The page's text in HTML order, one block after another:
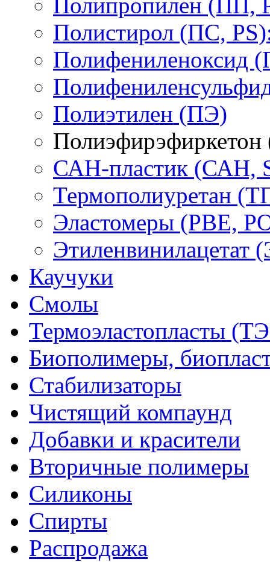
Полипропилен (ПП,
Полистирол (ПС,
Полифениленоксид
Полиэтилен (ПЭ)
САН-пластик (САН,
Термополиуретан
Эластомеры (PBE,
Этиленвинилацетат
Каучуки
Смолы
Термоэластопласты
Биополимеры,
Стабилизаторы
Чистящий компаунд
Добавки и красители
Вторичные полимеры
Силиконы
Спирты
Распродажа